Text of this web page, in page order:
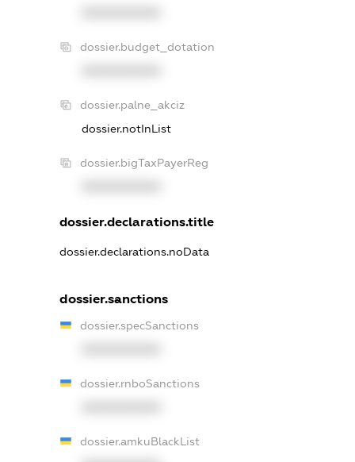
dossier.budget_dotation
dossier.palne_akciz
dossier.notInList
dossier.bigTaxPayerReg
dossier.declarations.title
dossier.declarations.noData
dossier.sanctions
dossier.specSanctions
dossier.rnboSanctions
dossier.amkuBlackList